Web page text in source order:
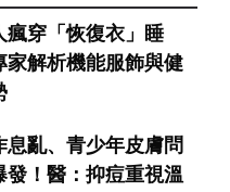
瘋穿「恢復衣」睡
家解析機能服飾與健
息亂、青少年皮膚問
發！醫：抑痘重視溫